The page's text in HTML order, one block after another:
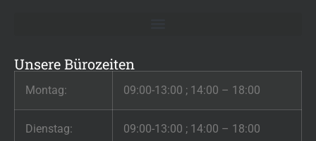
Unsere Bürozeiten
Montag: 09:00-13:00 ; 14:00 – 18:00
Dienstag: 09:00-13:00 ; 14:00 – 18:00